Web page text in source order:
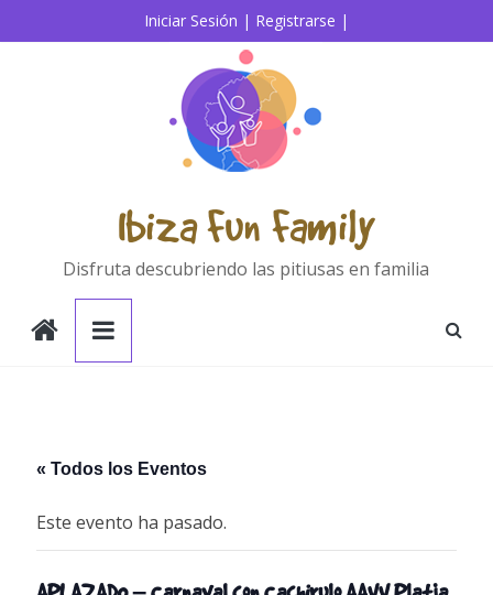
al
Iniciar Sesión | Registrarse |
Ibiza Fun Family
Disfruta descubriendo las pitiusas en familia
« Todos los Eventos
Este evento ha pasado.